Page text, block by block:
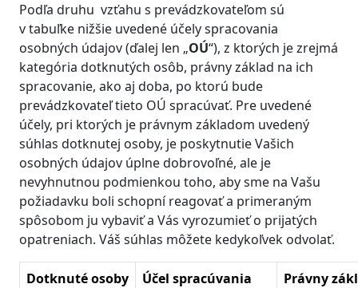
Podľa druhu vzťahu s prevádzkovateľom sú
v tabuľke nižšie uvedené účely spracovania
osobných údajov (ďalej len „OÚ“), z ktorých je zrejmá
kategória dotknutých osôb, právny základ na ich
spracovanie, ako aj doba, po ktorú bude
prevádzkovateľ tieto OÚ spracúvať. Pre uvedené
účely, pri ktorých je právnym základom uvedený
súhlas dotknutej osoby, je poskytnutie Vašich
osobných údajov úplne dobrovoľné, ale je
nevyhnutnou podmienkou toho, aby sme na Vašu
požiadavku boli schopní reagovať a primeraným
spôsobom ju vybaviť a Vás vyrozumieť o prijatých
opatreniach. Váš súhlas môžete kedykoľvek odvolať.
Dotknuté osoby
Účel spracúvania
Právny